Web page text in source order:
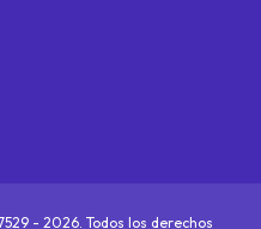
- 2026. Todos los derechos